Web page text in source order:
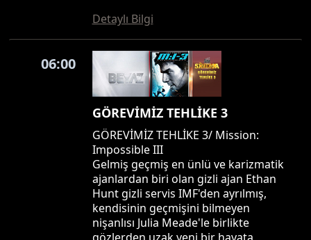
Detaylı Bilgi
06:00
GÖREVİMİZ TEHLİKE 3
GÖREVİMİZ TEHLİKE 3/ Mission:
Impossible III
Gelmiş geçmiş en ünlü ve karizmatik
ajanlardan biri olan gizli ajan Ethan
Hunt gizli servis IMF'den ayrılmış,
kendisinin geçmişini bilmeyen
nişanlısı Julia Meade'le birlikte